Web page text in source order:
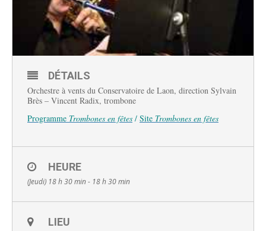
DÉTAILS
Orchestre à vents du Conservatoire de Laon, direction Sylvain
Brès – Vincent Radix, trombone
Programme Trombones en fêtes / Site Trombones en fêtes
HEURE
(Jeudi) 18 h 30 min - 18 h 30 min
LIEU